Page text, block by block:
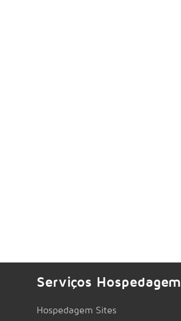
Serviços Hospedagem
Hospedagem Sites